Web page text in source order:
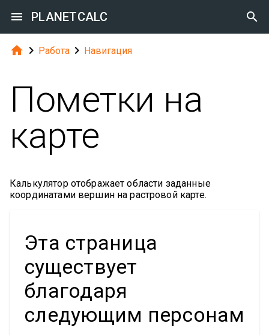
 PLANETCALC 
  Работа  Навигация
Пометки на
карте
Калькулятор отображает области заданные
координатами вершин на растровой карте.
Эта страница
существует
благодаря
следующим персонам